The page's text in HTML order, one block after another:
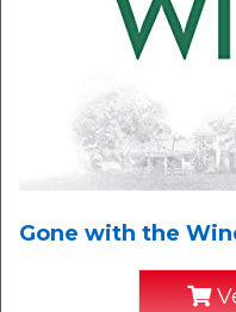
Gone with the